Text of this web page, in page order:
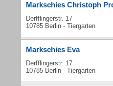
Markschies Christoph
Derfflingerstr. 17
10785 Berlin - Tiergarten
Markschies Eva
Derfflingerstr. 17
10785 Berlin - Tiergarten